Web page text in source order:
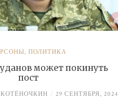
, ПОЛИТИКА
может покинуть
пост
/ 29 СЕНТЯБРЯ, 2024